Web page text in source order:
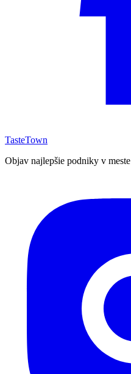
TasteTown
Objav najlepšie podniky v meste